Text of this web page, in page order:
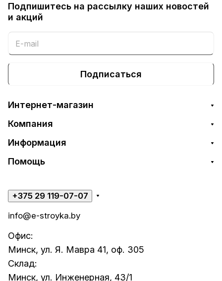
Подпишитесь на рассылку наших новостей
и акций
Подписаться
Интернет-магазин
Компания
Информация
Помощь
+375 29 119-07-07
info@e-stroyka.by
Офис:
Минск, ул. Я. Мавра 41, оф. 305
Склад:
Минск, ул. Инженерная, 43/1